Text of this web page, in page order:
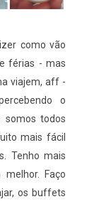
como vão
férias - mas
viajem, aff -
o
todos
mais fácil
Tenho mais
Faço
os buffets